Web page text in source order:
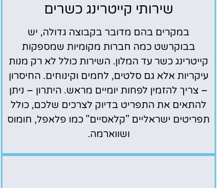
שירותי קייטרינג כשרים
במקרים בהם מדובר בקבוצה גדולה, יש
בבוקרשט כמה חברות מקומיות שמספקות
קייטרינג כשר עד המלון. השירות כולל לא רק מנות
עיקריות אלא גם סלטים, לחמים וקינוחים. החיסרון
– צריך להזמין לפחות יומיים מראש. היתרון – ניתן
להתאים את התפריט בדיוק לצרכים שלכם, כולל
תפריטים ישראליים "קלאסיים" כמו פלאפל, חומוס
ושווארמה.